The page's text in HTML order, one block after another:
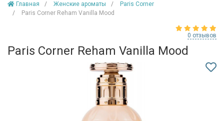
Главная Женские ароматы
Paris Corner
Paris Corner Reham Vanilla Mood
0 отзывов
Paris Corner Reham Vanilla Mood